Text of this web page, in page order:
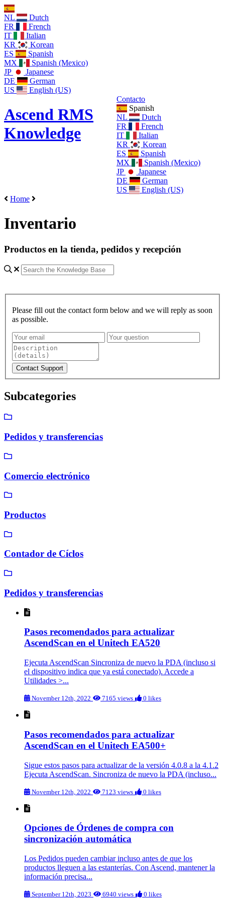
NL
Dutch
FR
French
IT
Italian
KR
Korean
ES
Spanish
MX
Spanish (Mexico)
JP
Japanese
DE
German
US
English (US)
Ascend RMS
Knowledge
Contacto
Spanish
NL
Dutch
FR
French
IT
Italian
KR
Korean
ES
Spanish
MX
Spanish (Mexico)
JP
Japanese
DE
German
US
English (US)
Home
Inventario
Productos en la tienda, pedidos y recepción
Please fill out the contact form below and we will reply as soon
as possible.
Subcategories
Pedidos y transferencias
Comercio electrónico
Productos
Contador de Cíclos
Pedidos y transferencias
Pasos recomendados para actualizar
AscendScan en el Unitech EA520
Ejecuta AscendScan Sincroniza de nuevo la PDA (incluso si
el dispositivo indica que ya está conectado). Accede a
Utilidades >...
November 12th, 2022 7165 views 0 likes
Pasos recomendados para actualizar
AscendScan en el Unitech EA500+
Sigue estos pasos para actualizar de la versión 4.0.8 a la 4.1.2
Ejecuta AscendScan. Sincroniza de nuevo la PDA (incluso...
November 12th, 2022 7123 views 0 likes
Opciones de Órdenes de compra con
sincronización automática
Los Pedidos pueden cambiar incluso antes de que los
productos lleguen a las estanterías. Con Ascend, mantener la
información precisa...
September 12th, 2023 6940 views 0 likes